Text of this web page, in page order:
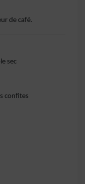
de café.
sec
confites